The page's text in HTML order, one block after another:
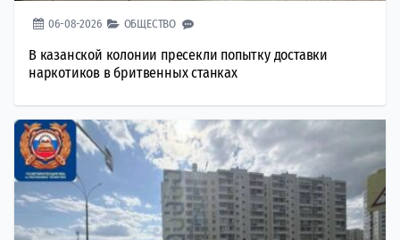
06-08-2026 ОБЩЕСТВО
В казанской колонии пресекли попытку доставки
наркотиков в бритвенных станках